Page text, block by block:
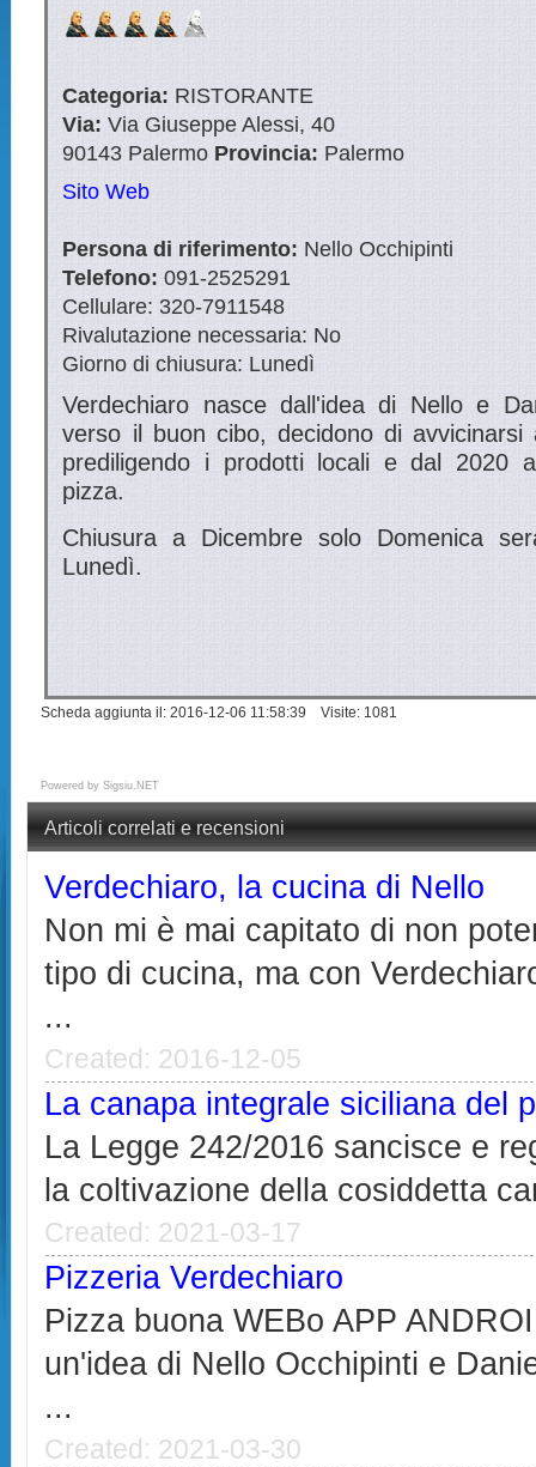
Categoria: RISTORANTE
Via: Via Giuseppe Alessi, 40
90143 Palermo Provincia: Palermo
Sito Web
Persona di riferimento: Nello Occhipinti
Telefono: 091-2525291
Cellulare: 320-7911548
Rivalutazione necessaria: No
Giorno di chiusura: Lunedì
Verdechiaro nasce dall'idea di Nello e
verso il buon cibo, decidono di avvicinarsi
prediligendo i prodotti locali e dal 2020
pizza.
Chiusura a Dicembre solo Domenica
Lunedì.
Scheda aggiunta il: 2016-12-06 11:58:39 Visite: 1081
Powered bySigsiu.NET
Articoli correlati e recensioni
Verdechiaro, la cucina di Nello
Non mi è mai capitato di non
tipo di cucina, ma con
...
Created: 2016-12-05
La canapa integrale siciliana del
La Legge 242/2016 sancisce e
la coltivazione della cosiddetta
Created: 2021-03-17
Pizzeria Verdechiaro
Pizza buona WEBo APP
un'idea di Nello Occhipinti e
...
Created: 2021-03-30